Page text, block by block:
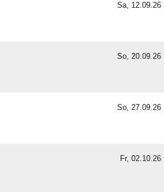
Sa, 12.09.26 |
So, 20.09.26 |
So, 27.09.26 |
Fr, 02.10.26 |